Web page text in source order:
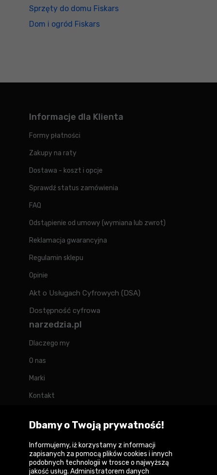
Sprzęty do domu Fiskars
Dom i ogród Fiskars
Informacje dla Klienta
Formy płatności
Zakupy na raty
Dostawa - koszt i opcje
Sprawdź status zamówienia
FAQ
Odstąpienie od umowy (wymiana lub zwrot)
Reklamacja gwarancyjna
Regulamin sklepu
Opinie
Akt o Usługach Cyfrowych (DSA)
Dostępność cyfrowa
narzedzia.pl
Dlaczego my
O nas
Marki
Kontakt
Forum
Dbamy o Twoją prywatność!
Informujemy, iż korzystamy z informacji
zapisanych za pomocą plików cookies i innych
podobnych technologii w trosce o najwyższą
jakość usług. Administratorem danych